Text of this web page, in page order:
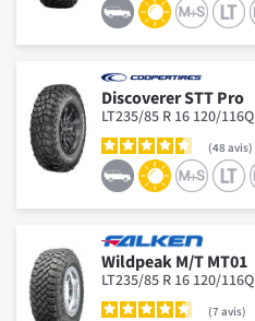
Discoverer STT Pro
LT235/85 R 16 120/116Q
48 avis
Wildpeak M/T MT01
LT235/85 R 16 120/116Q
7 avis